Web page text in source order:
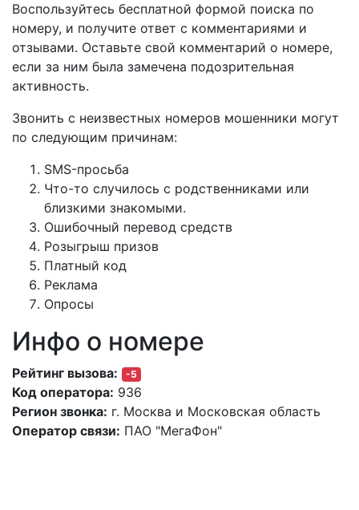
Воспользуйтесь бесплатной формой поиска по
номеру, и получите ответ с комментариями и
отзывами. Оставьте свой комментарий о номере,
если за ним была замечена подозрительная
активность.
Звонить с неизвестных номеров мошенники могут
по следующим причинам:
SMS-просьба
Что-то случилось с родственниками или
близкими знакомыми.
Ошибочный перевод средств
Розыгрыш призов
Платный код
Реклама
Опросы
Инфо о номере
Рейтинг вызова: -5
Код оператора: 936
Регион звонка: г. Москва и Московская область
Оператор связи: ПАО "МегаФон"